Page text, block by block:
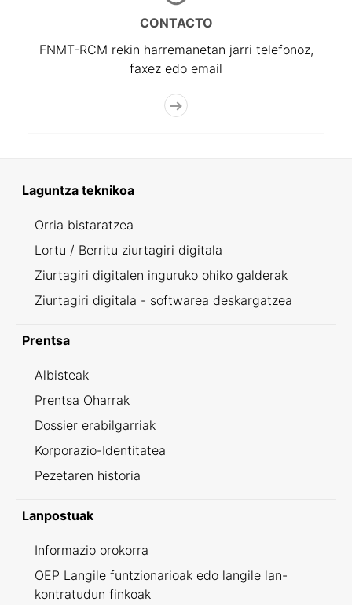
CONTACTO
FNMT-RCM rekin harremanetan jarri telefonoz,
faxez edo email
Laguntza teknikoa
Orria bistaratzea
Lortu / Berritu ziurtagiri digitala
Ziurtagiri digitalen inguruko ohiko galderak
Ziurtagiri digitala - softwarea deskargatzea
Prentsa
Albisteak
Prentsa Oharrak
Dossier erabilgarriak
Korporazio-Identitatea
Pezetaren historia
Lanpostuak
Informazio orokorra
OEP Langile funtzionarioak edo langile lan-
kontratudun finkoak